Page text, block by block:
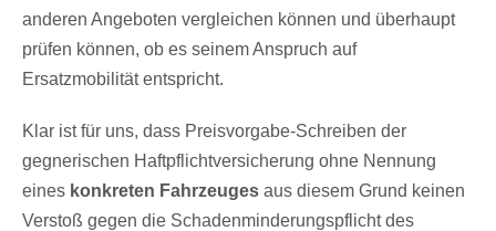
anderen Angeboten vergleichen können und überhaupt
prüfen können, ob es seinem Anspruch auf
Ersatzmobilität entspricht.
Klar ist für uns, dass Preisvorgabe-Schreiben der
gegnerischen Haftpflichtversicherung ohne Nennung
eines konkreten Fahrzeuges aus diesem Grund keinen
Verstoß gegen die Schadenminderungspflicht des